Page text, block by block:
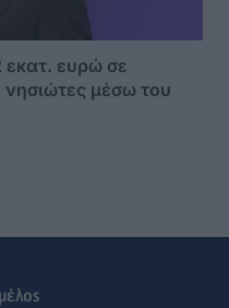
εκατ. ευρώ σε
μέσω του